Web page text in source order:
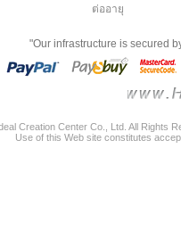
ต่ออายุ
"Our infrastructure is secured
Creation Center Co., Ltd. All Rights
Use of this Web site constitutes